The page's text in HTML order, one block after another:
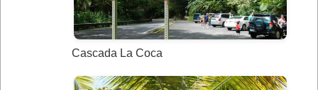
Cascada La Coca